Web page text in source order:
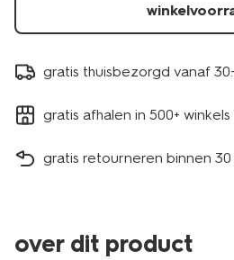
gratis thuisbezorgd vanaf
gratis afhalen in 500+ winkels
gratis retourneren binnen
over dit product